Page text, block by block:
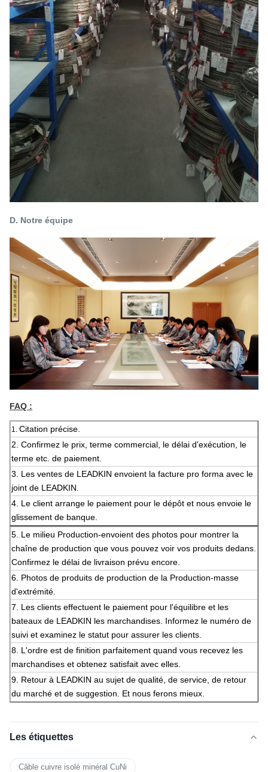
D. Notre équipe
FAQ :
1. Citation précise.
2. Confirmez le prix, terme commercial, le délai d'exécution, le
terme etc. de paiement.
3. Les ventes de LEADKIN envoient la facture pro forma avec le
joint de LEADKIN.
4. Le client arrange le paiement pour le dépôt et nous envoie le
glissement de banque.
5. Le milieu Production-envoient des photos pour montrer la
chaîne de production que vous pouvez voir vos produits dedans.
Confirmez le délai de livraison prévu encore.
6. Photos de produits de production de la Production-masse
d'extrémité.
7. Les clients effectuent le paiement pour l'équilibre et les
bateaux de LEADKIN les marchandises. Informez le numéro de
suivi et examinez le statut pour assurer les clients.
8. L'ordre est de finition parfaitement quand vous recevez les
marchandises et obtenez satisfait avec elles.
9. Retour à LEADKIN au sujet de qualité, de service, de retour
du marché et de suggestion. Et nous ferons mieux.
Les étiquettes
Câble cuivre isolé minéral CuNi